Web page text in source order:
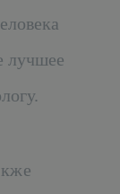
лучшее